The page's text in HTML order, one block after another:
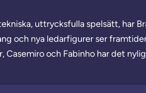
uttrycksfulla spelsätt, har
och nya ledarfigurer ser
Casemiro och Fabinho har det